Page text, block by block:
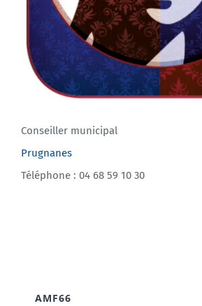
Conseiller municipal
Prugnanes
Téléphone : 04 68 59 10 30
AMF66